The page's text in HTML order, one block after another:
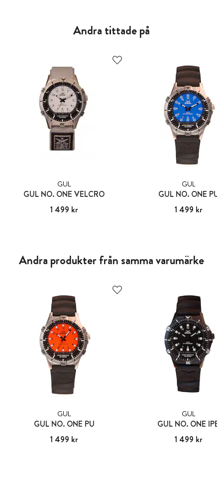
Andra tittade på
GUL
GUL NO. ONE VELCRO
Pris :1 499 kr
1 499 kr
GUL
GUL NO. ONE PU
Pris :1 499 kr
1 499 kr
Andra produkter från samma varumärke
GUL
GUL NO. ONE PU
Pris :1 499 kr
1 499 kr
GUL
GUL NO. ONE IPB
Pris :1 499 kr
1 499 kr